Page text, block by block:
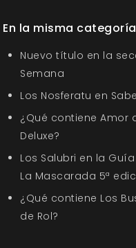
En la misma categoría
Nuevo título en la
Semana
Los Nosferatu en
¿Qué contiene Amor
Deluxe?
Los Salubri en la
La Mascarada 5ª
¿Qué contiene Los
de Rol?